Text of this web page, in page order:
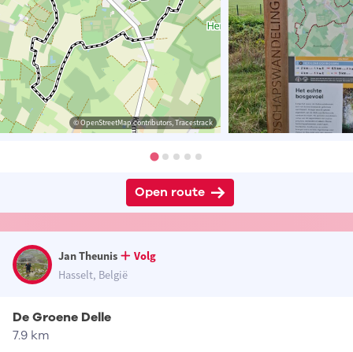
© OpenStreetMap contributors, Tracestrack
Open route
Jan Theunis
Volg
Hasselt, België
De Groene Delle
7.9 km